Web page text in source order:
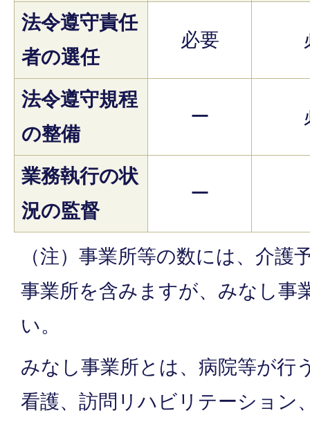
法令遵守責任
者の選任
必要
法令遵守規程
の整備
ー
業務執行の状
況の監督
ー
（注）事業所等の数には、介護
事業所を含みますが、みなし事
い。
みなし事業所とは、病院等が行
看護、訪問リハビリテーション